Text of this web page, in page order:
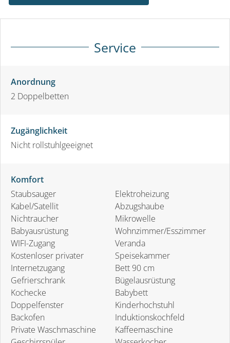
Service
Anordnung
2 Doppelbetten
Zugänglichkeit
Nicht rollstuhlgeeignet
Komfort
Staubsauger
Kabel/Satellit
Nichtraucher
Babyausrüstung
WIFI-Zugang
Kostenloser privater
Internetzugang
Gefrierschrank
Kochecke
Doppelfenster
Backofen
Private Waschmaschine
Elektroheizung
Abzugshaube
Mikrowelle
Wohnzimmer/Esszimmer
Veranda
Speisekammer
Bett 90 cm
Bügelausrüstung
Babybett
Kinderhochstuhl
Induktionskochfeld
Kaffeemaschine